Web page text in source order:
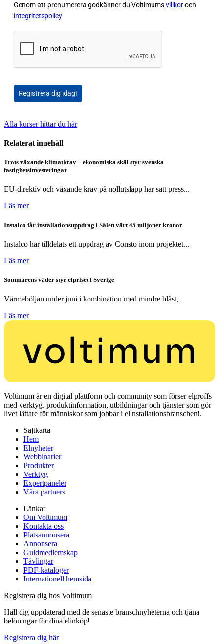
Genom att prenumerera godkänner du Voltimumsvillkoroch
integritetspolicy
Registrera dig idag!
Alla kurser hittar du här
Relaterat innehåll
Trots växande klimatkrav – ekonomiska skäl styr svenska
fastighetsinvesteringar
EU-direktiv och växande krav på nollutsläpp har satt press...
Läs mer
Instalco får installationsuppdrag i Sälen värt 45 miljoner kronor
Instalco har tilldelats ett uppdrag av Consto inom projektet...
Läs mer
Sommarens väder styr elpriset i Sverige
Värmeböljan under juni i kombination med mindre blåst,...
Läs mer
Voltimum är en digital plattform och community som förser elproffs
med verktyg, produktinformation, utbildningar och tjänster som gör
livet lättare för människor som jobbar i elinstallationsbranschen!.
Sajtkarta
Hem
Elnyheter
Webbinarier
Produkter
Verktyg
Expertpaneler
Våra partners
Länkar
Om Voltimum
Kontakta oss
Platsannonsera
Annonsera
Guldmedlemskap
Tävlingar
PDF-kataloger
Internationell hemsida
Registrera dig hos Voltimum
Håll dig uppdaterad med de senaste branschnyheterna och tjäna
belöningar för dina elinköp!
Registrera dig här